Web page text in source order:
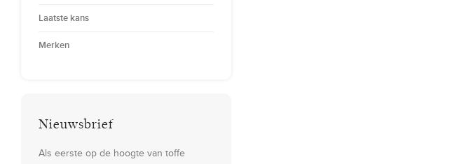
Laatste kans
Merken
Nieuwsbrief
Als eerste op de hoogte van toffe